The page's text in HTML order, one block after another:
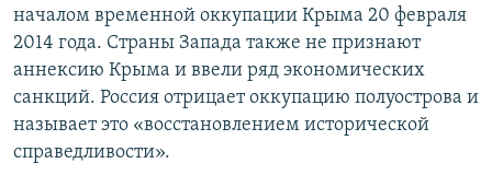
началом временной оккупации Крыма 20 февраля
2014 года. Страны Запада также не признают
аннексию Крыма и ввели ряд экономических
санкций. Россия отрицает оккупацию полуострова и
называет это «восстановлением исторической
справедливости».